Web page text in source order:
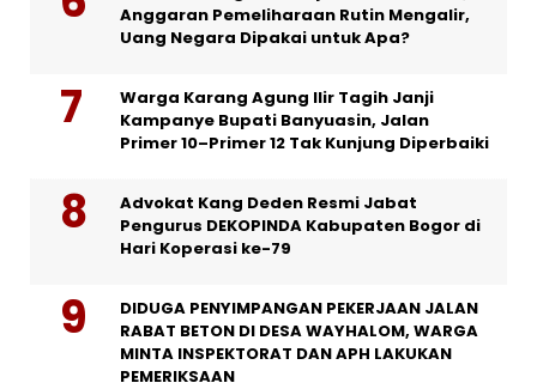
Anggaran Pemeliharaan Rutin Mengalir,
Uang Negara Dipakai untuk Apa?
Warga Karang Agung Ilir Tagih Janji
Kampanye Bupati Banyuasin, Jalan
Primer 10–Primer 12 Tak Kunjung Diperbaiki
Advokat Kang Deden Resmi Jabat
Pengurus DEKOPINDA Kabupaten Bogor di
Hari Koperasi ke-79
DIDUGA PENYIMPANGAN PEKERJAAN JALAN
RABAT BETON DI DESA WAYHALOM, WARGA
MINTA INSPEKTORAT DAN APH LAKUKAN
PEMERIKSAAN